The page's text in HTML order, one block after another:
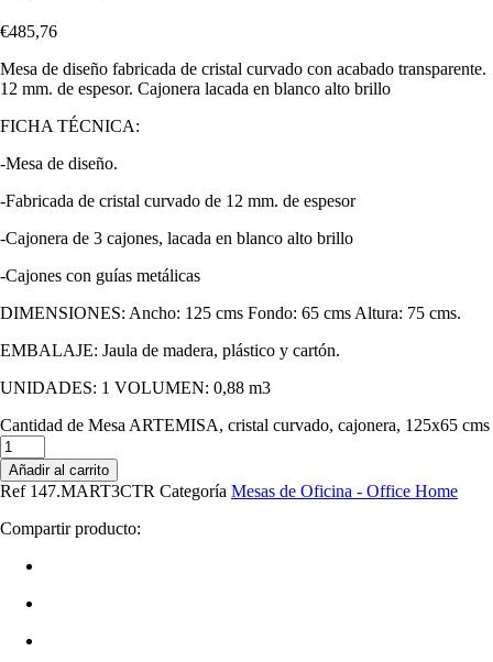
€485,76
Mesa de diseño fabricada de cristal curvado con acabado transparente.
12 mm. de espesor. Cajonera lacada en blanco alto brillo
FICHA TÉCNICA:
-Mesa de diseño.
-Fabricada de cristal curvado de 12 mm. de espesor
-Cajonera de 3 cajones, lacada en blanco alto brillo
-Cajones con guías metálicas
DIMENSIONES: Ancho: 125 cms Fondo: 65 cms Altura: 75 cms.
EMBALAJE: Jaula de madera, plástico y cartón.
UNIDADES: 1 VOLUMEN: 0,88 m3
Cantidad de Mesa ARTEMISA, cristal curvado, cajonera, 125x65 cms
Añadir al carrito
Ref 147.MART3CTR Categoría Mesas de Oficina - Office Home
Compartir producto: